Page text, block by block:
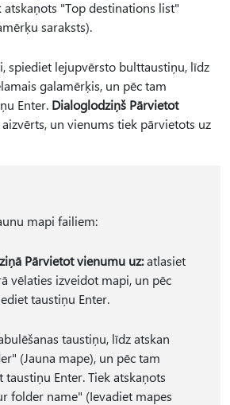
"Top destinations list"
saraksts).
spiediet lejupvērsto bulttaustiņu, līdz
galamērķis, un pēc tam
Enter. Dialoglodziņš Pārvietot
un vienums tiek pārvietots uz
mapi failiem:
Pārvietot vienumu uz:atlasiet
vēlaties izveidot mapi, un pēc
taustiņu Enter.
taustiņu, līdz atskan
(Jauna mape), un pēc tam
taustiņu Enter. Tiek atskaņots
folder name" (Ievadiet mapes